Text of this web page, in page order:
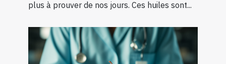
plus à prouver de nos jours. Ces huiles sont...